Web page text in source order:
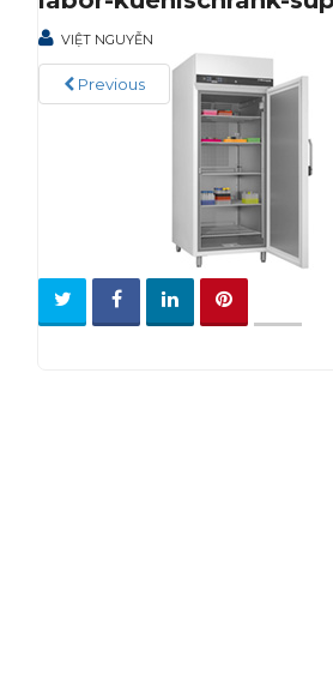
VIỆT NGUYỄN
Previous